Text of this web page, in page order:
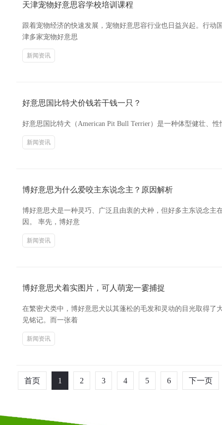
天津宠物好意思容学校培训课程
跟着宠物经济的快速发展，宠物好意思容行业也日益兴起。行
津多家宠物好意思
新闻资讯
好意思国比特犬价钱若干钱一只？
好意思国比特犬（American Pit Bull Terrier）是一种体型健壮、
新闻资讯
博好意思为什么爱咬主东说念主？原因解析
博好意思犬是一种灵巧、广泛且由衷的犬种，但好多主东说念
因。 率先，博好意
新闻资讯
博好意思犬着实图片，可人萌宠一霎捕捉
在繁密犬类中，博好意思犬以其蓬松的毛发和灵动的目光取得
见铭记。而一张着
新闻资讯
首页 1 2 3 4 5 6 下一页